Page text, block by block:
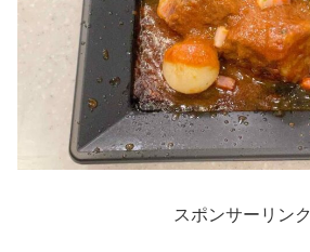
スポンサーリンク